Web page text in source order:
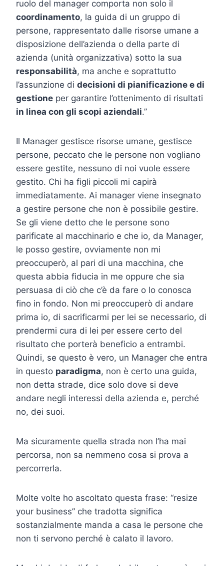
ruolo del manager comporta non solo il
coordinamento, la guida di un gruppo di
persone, rappresentato dalle risorse umane a
disposizione dell’azienda o della parte di
azienda (unità organizzativa) sotto la sua
responsabilità, ma anche e soprattutto
l’assunzione di decisioni di pianificazione e di
gestione per garantire l’ottenimento di risultati
in linea con gli scopi aziendali.”
Il Manager gestisce risorse umane, gestisce
persone, peccato che le persone non vogliano
essere gestite, nessuno di noi vuole essere
gestito. Chi ha figli piccoli mi capirà
immediatamente. Ai manager viene insegnato
a gestire persone che non è possibile gestire.
Se gli viene detto che le persone sono
parificate al macchinario e che io, da Manager,
le posso gestire, ovviamente non mi
preoccuperò, al pari di una macchina, che
questa abbia fiducia in me oppure che sia
persuasa di ciò che c’è da fare o lo conosca
fino in fondo. Non mi preoccuperò di andare
prima io, di sacrificarmi per lei se necessario, di
prendermi cura di lei per essere certo del
risultato che porterà beneficio a entrambi.
Quindi, se questo è vero, un Manager che entra
in questo paradigma, non è certo una guida,
non detta strade, dice solo dove si deve
andare negli interessi della azienda e, perché
no, dei suoi.
Ma sicuramente quella strada non l’ha mai
percorsa, non sa nemmeno cosa si prova a
percorrerla.
Molte volte ho ascoltato questa frase: “resize
your business” che tradotta significa
sostanzialmente manda a casa le persone che
non ti servono perché è calato il lavoro.